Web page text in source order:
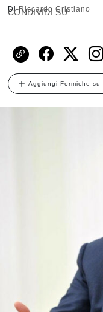
DiRiccardo Cristiano
CONDIVIDI SU:
Aggiungi Formiche su